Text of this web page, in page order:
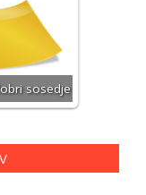
sosedje